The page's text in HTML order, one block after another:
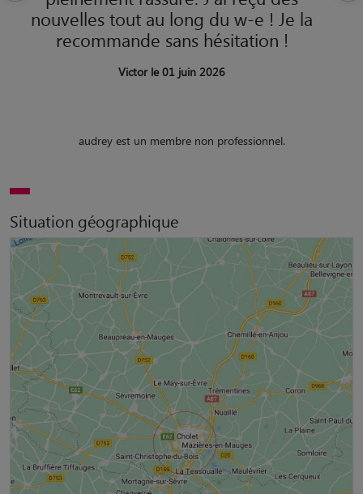
nouvelles tout au long du w-e ! Je la
recommande sans hésitation !
Victor le 01 juin 2026
audrey est un membre non professionnel.
Situation géographique